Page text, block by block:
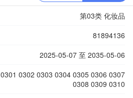
第03类 化妆品
81894136
2025-05-07 至 2035-05-06
0301 0302 0303 0304 0305 0306 0307
0308 0309 0310